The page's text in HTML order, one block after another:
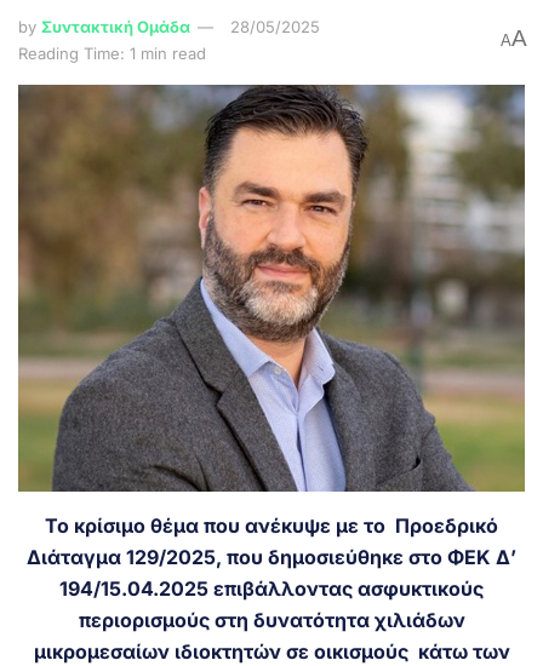
by Συντακτική Ομάδα
28/05/2025
Reading Time: 1 min read
AA
To κρίσιμο θέμα που ανέκυψε με το Προεδρικό
Διάταγμα 129/2025, που δημοσιεύθηκε στο ΦΕΚ Δ’
194/15.04.2025 επιβάλλοντας ασφυκτικούς
περιορισμούς στη δυνατότητα χιλιάδων
μικρομεσαίων ιδιοκτητών σε οικισμούς κάτω των